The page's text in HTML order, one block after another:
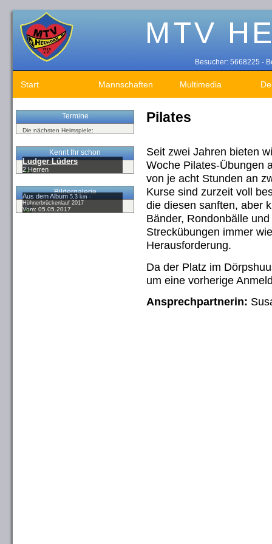
Besucher: 5668225 -
Start Mannschaften Multimedia
Termine
Die nächsten Heimspiele:
Kennt Ihr schon
Ludger Lüders
2.Herren
Bildergalerie
Aus dem Album5,3 km -
Hühnerbrückenlauf 2017
Vom: 05.05.2017
Pilates
Seit zwei Jahren bieten
Woche Pilates-Übungen
von je acht Stunden an
Kurse sind zurzeit voll
die diesen sanften, aber
Bänder, Rondonbälle
Streckübungen immer
Herausforderung.
Da der Platz im
um eine vorherige
Ansprechpartnerin: